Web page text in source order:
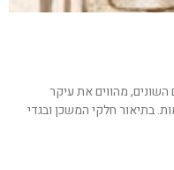
מהווים את עיקר
בתיאור חלקי המשכן ובגדי